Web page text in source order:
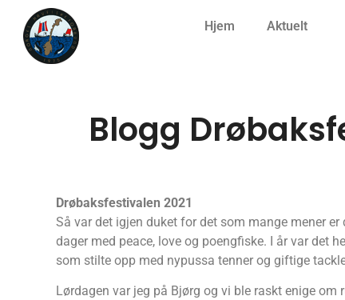
Hjem Aktuelt
Blogg
Drøbaksfestivalen 2021
Så var det igjen duket for det som mange mener
dager med peace, love og poengfiske. I år var det
som stilte opp med nypussa tenner og giftige
Lørdagen var jeg på Bjørg og vi ble raskt enige